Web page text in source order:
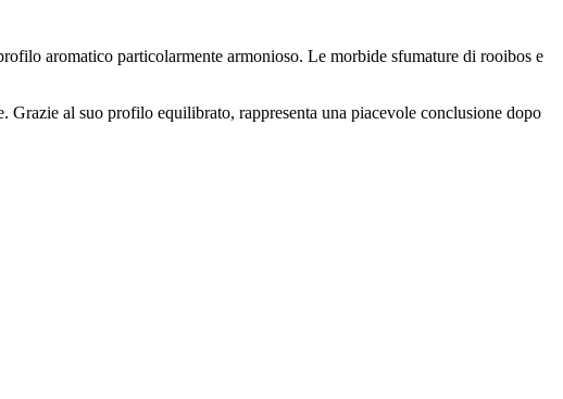
aromatico particolarmente armonioso. Le morbide sfumature di rooibos e
al suo profilo equilibrato, rappresenta una piacevole conclusione dopo